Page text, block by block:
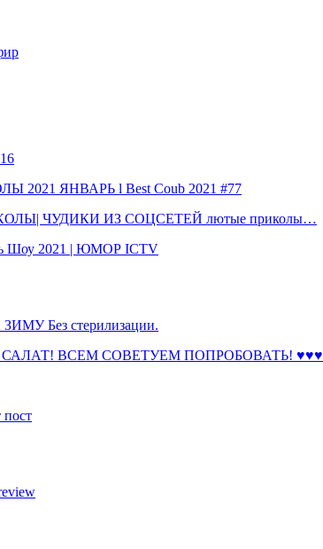
ЯНВАРЬ l Best Coub 2021 #77
ЧУДИКИ ИЗ СОЦСЕТЕЙ лютые приколы…
Шоу 2021 | ЮМОР ICTV
Без стерилизации.
ВСЕМ СОВЕТУЕМ ПОПРОБОВАТЬ! ♥♥♥